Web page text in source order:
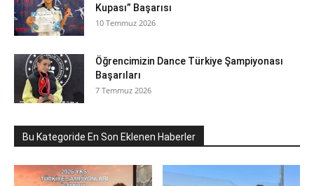
Kupası” Başarısı
10 Temmuz 2026
Öğrencimizin Dance Türkiye Şampiyonası
Başarıları
7 Temmuz 2026
Bu Kategoride En Son Eklenen Haberler